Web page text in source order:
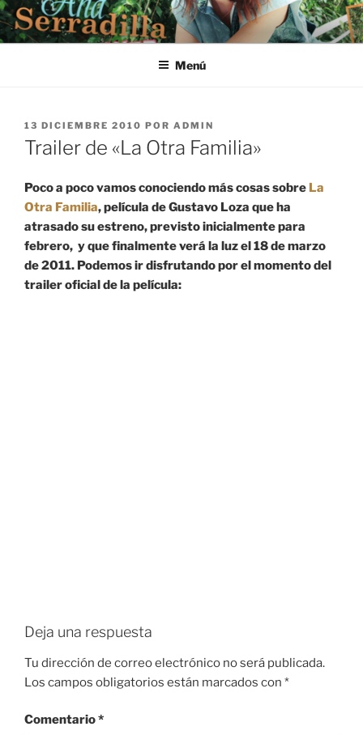
Saltar
al
contenido
Menú
PUBLICADO
EL
13 DICIEMBRE 2010 POR ADMIN
Trailer de «La Otra Familia»
Poco a poco vamos conociendo más cosas sobre La
Otra Familia, película de Gustavo Loza que ha
atrasado su estreno, previsto inicialmente para
febrero, y que finalmente verá la luz el 18 de marzo
de 2011. Podemos ir disfrutando por el momento del
trailer oficial de la película:
Deja una respuesta
Tu dirección de correo electrónico no será publicada.
Los campos obligatorios están marcados con *
Comentario*